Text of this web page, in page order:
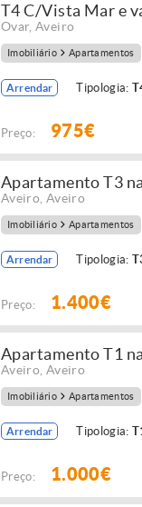
T4 C/Vista Mar e
Ovar,Aveiro
Imobiliário Apartamentos
Arrendar Tipologia:
Preço: 975€
Apartamento T3
Aveiro Aveiro
Imobiliário Apartamentos
Arrendar Tipologia:
Preço: 1.400€
Apartamento T1
Aveiro Aveiro
Imobiliário Apartamentos
Arrendar Tipologia:
Preço: 1.000€